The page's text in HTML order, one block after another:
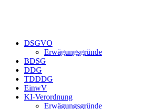
DSGVO
Erwägungsgründe
BDSG
DDG
TDDDG
EinwV
KI-Verordnung
Erwägungsgründe